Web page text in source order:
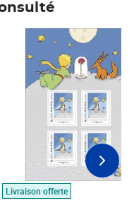
Livraison offerte
Prix 7,50€